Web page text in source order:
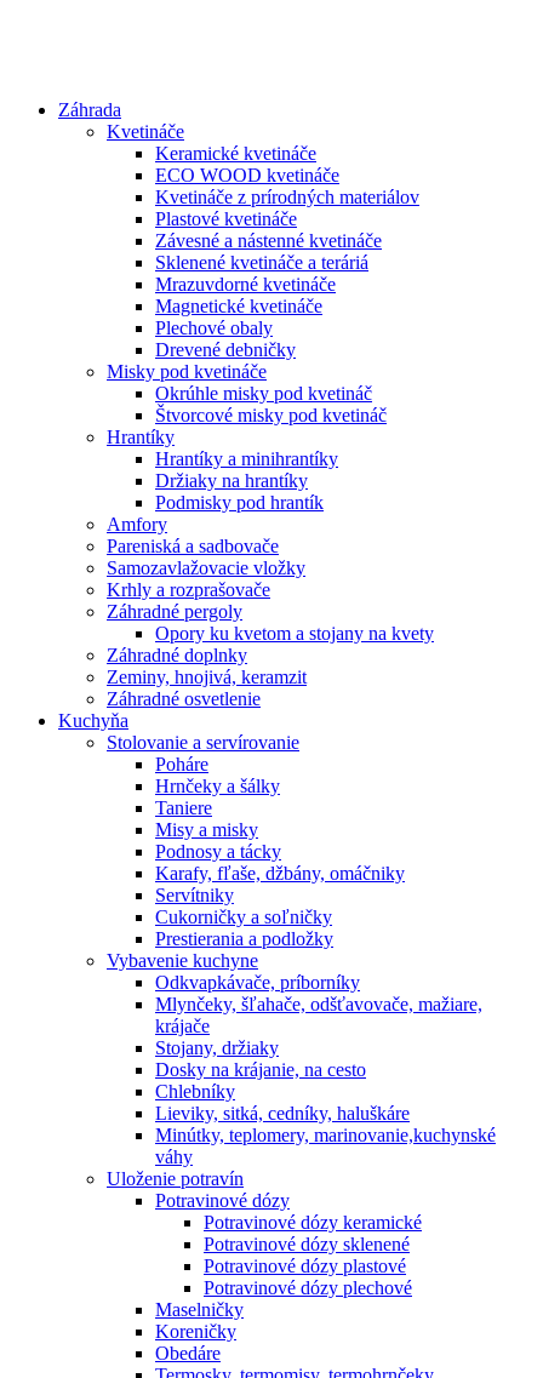
Záhrada
Kvetináče
Keramické kvetináče
ECO WOOD kvetináče
Kvetináče z prírodných materiálov
Plastové kvetináče
Závesné a nástenné kvetináče
Sklenené kvetináče a teráriá
Mrazuvdorné kvetináče
Magnetické kvetináče
Plechové obaly
Drevené debničky
Misky pod kvetináče
Okrúhle misky pod kvetináč
Štvorcové misky pod kvetináč
Hrantíky
Hrantíky a minihrantíky
Držiaky na hrantíky
Podmisky pod hrantík
Amfory
Pareniská a sadbovače
Samozavlažovacie vložky
Krhly a rozprašovače
Záhradné pergoly
Opory ku kvetom a stojany na kvety
Záhradné doplnky
Zeminy, hnojivá, keramzit
Záhradné osvetlenie
Kuchyňa
Stolovanie a servírovanie
Poháre
Hrnčeky a šálky
Taniere
Misy a misky
Podnosy a tácky
Karafy, fľaše, džbány, omáčniky
Servítniky
Cukorničky a soľničky
Prestierania a podložky
Vybavenie kuchyne
Odkvapkávače, príborníky
Mlynčeky, šľahače, odšťavovače, mažiare,
krájače
Stojany, držiaky
Dosky na krájanie, na cesto
Chlebníky
Lieviky, sitká, cedníky, haluškáre
Minútky, teplomery, marinovanie,kuchynské
váhy
Uloženie potravín
Potravinové dózy
Potravinové dózy keramické
Potravinové dózy sklenené
Potravinové dózy plastové
Potravinové dózy plechové
Maselničky
Koreničky
Obedáre